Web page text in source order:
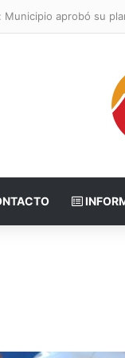
Municipio aprobó su